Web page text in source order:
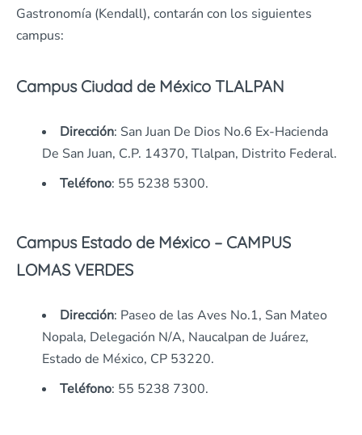
Gastronomía (Kendall), contarán con los siguientes
campus:
Campus Ciudad de México TLALPAN
Dirección: San Juan De Dios No.6 Ex-Hacienda
De San Juan, C.P. 14370, Tlalpan, Distrito Federal.
Teléfono: 55 5238 5300.
Campus Estado de México – CAMPUS
LOMAS VERDES
Dirección: Paseo de las Aves No.1, San Mateo
Nopala, Delegación N/A, Naucalpan de Juárez,
Estado de México, CP 53220.
Teléfono: 55 5238 7300.